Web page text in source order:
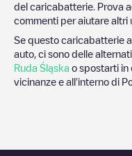
del caricabatterie. Prova
commenti per aiutare altri
Se questo caricabatterie a
auto, ci sono delle
Ruda Śląska o spostarti in
vicinanze e all'interno di